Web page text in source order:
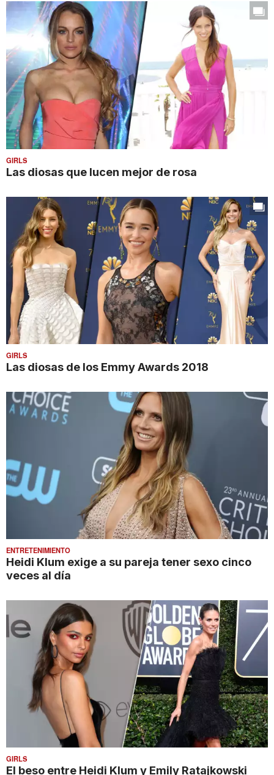
GIRLS
Las diosas que lucen mejor de rosa
GIRLS
Las diosas de los Emmy Awards 2018
ENTRETENIMIENTO
Heidi Klum exige a su pareja tener sexo cinco
veces al día
GIRLS
El beso entre Heidi Klum y Emily Ratajkowski